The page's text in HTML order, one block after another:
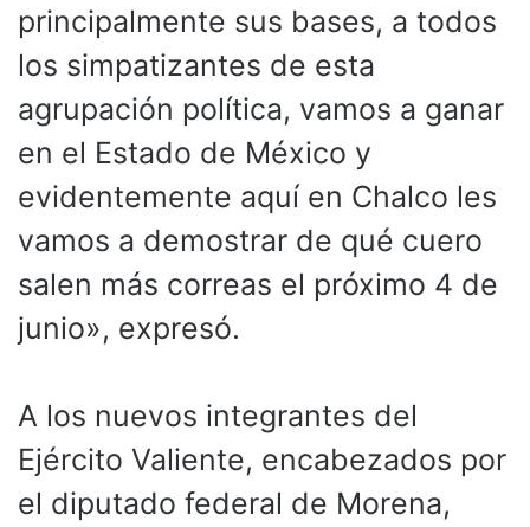
principalmente sus bases, a todos
los simpatizantes de esta
agrupación política, vamos a ganar
en el Estado de México y
evidentemente aquí en Chalco les
vamos a demostrar de qué cuero
salen más correas el próximo 4 de
junio», expresó.
A los nuevos integrantes del
Ejército Valiente, encabezados por
el diputado federal de Morena,